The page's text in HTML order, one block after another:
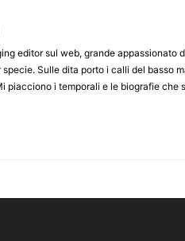
editor sul web, grande appassionato
Sulle dita porto i calli del basso
piacciono i temporali e le biografie che